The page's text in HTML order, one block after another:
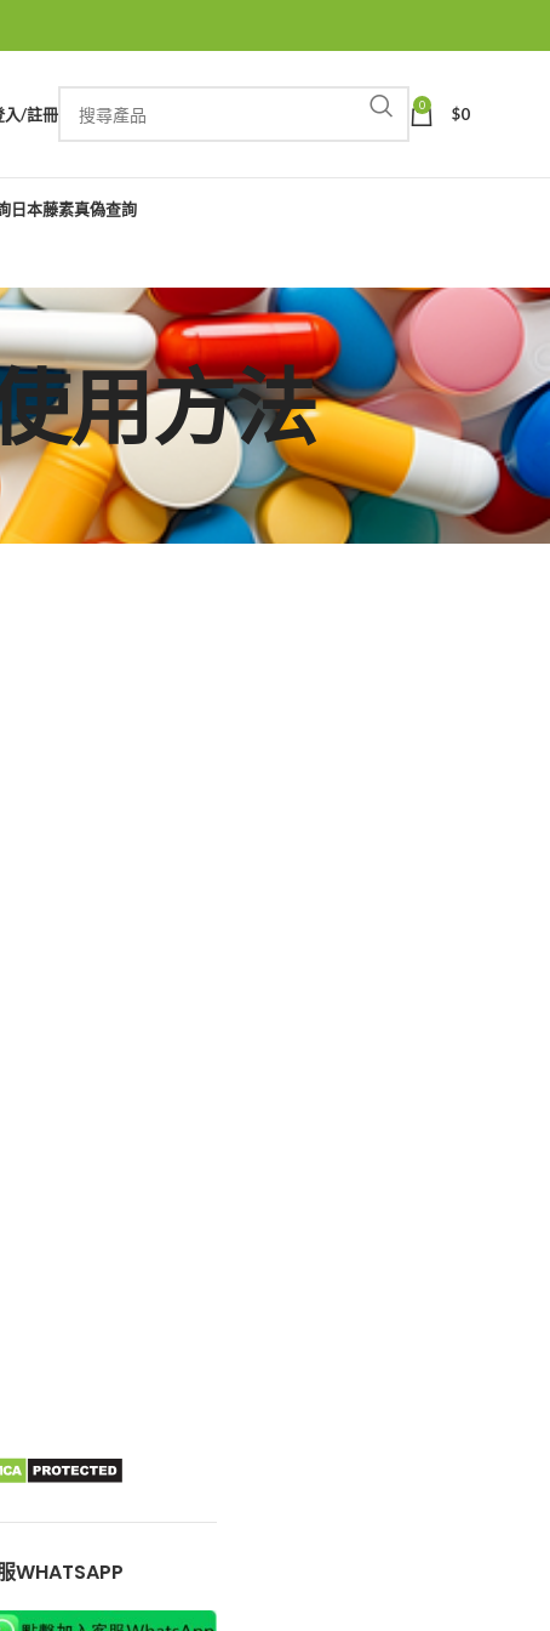
入/註冊 0 $0
日本藤素真偽查詢
用方法
WHATSAPP